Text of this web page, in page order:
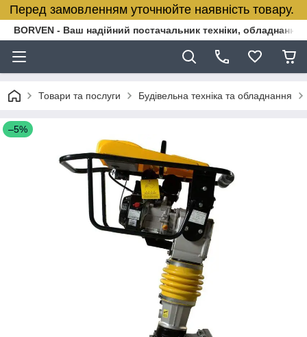
Перед замовленням уточнюйте наявність товару.
BORVEN - Ваш надійний постачальник техніки, обладнання
Товари та послуги Будівельна техніка та обладнання
–5%